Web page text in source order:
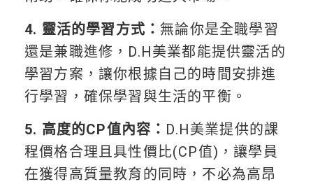
4. 靈活的學習方式： 無論你是全職學習
還是兼職進修，D.H美業都能提供靈活的
學習方案，讓你根據自己的時間安排進
行學習，確保學習與生活的平衡。
5. 高度的CP值內容： D.H美業提供的課
程價格合理且具性價比(CP值)，讓學員
在獲得高質量教育的同時，不必為高昂